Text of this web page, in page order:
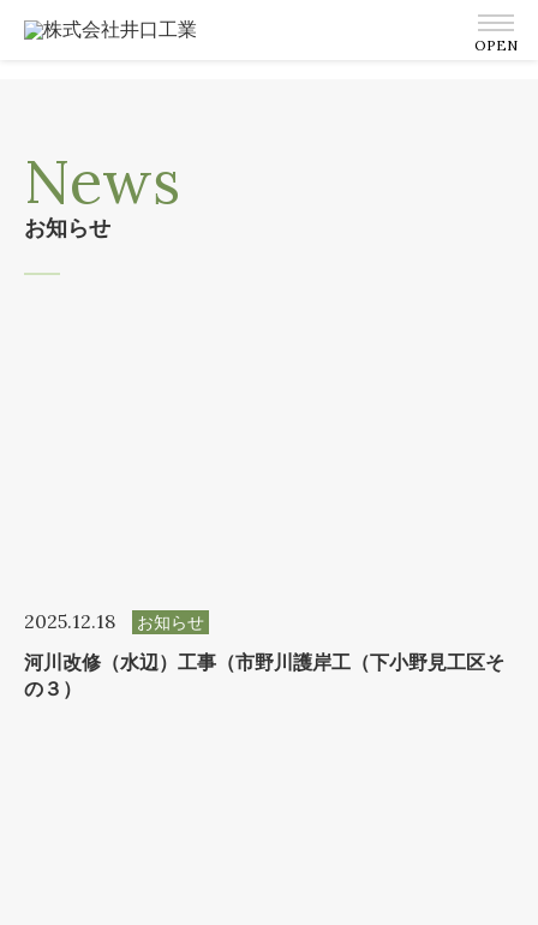
News
お知らせ
2025.12.18 お知らせ
河川改修（水辺）工事（市野川護岸工（下小野見工区そ
の３）